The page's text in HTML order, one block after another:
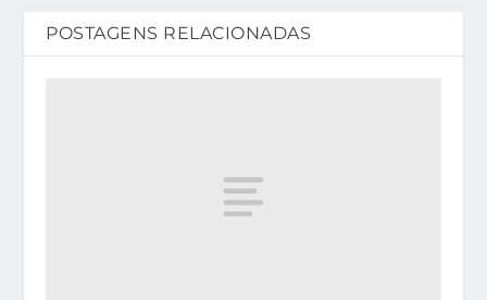
POSTAGENS RELACIONADAS